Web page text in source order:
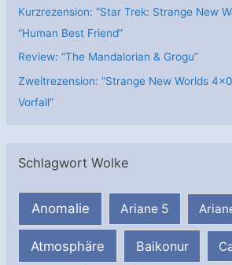
Kurzrezension: “Star Trek: Strange New
“Human Best Friend”
Review: “The Mandalorian & Grogu”
Zweitrezension: “Strange New Worlds
Vorfall”
Schlagwort Wolke
Anomalie Ariane 5
Atmosphäre Baikonur